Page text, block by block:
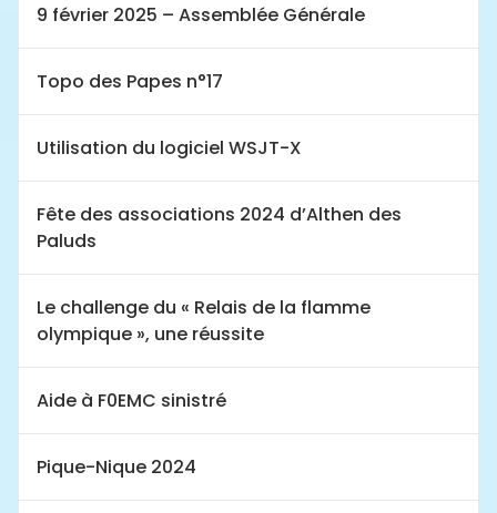
9 février 2025 – Assemblée Générale
Topo des Papes n°17
Utilisation du logiciel WSJT-X
Fête des associations 2024 d’Althen des
Paluds
Le challenge du « Relais de la flamme
olympique », une réussite
Aide à F0EMC sinistré
Pique-Nique 2024